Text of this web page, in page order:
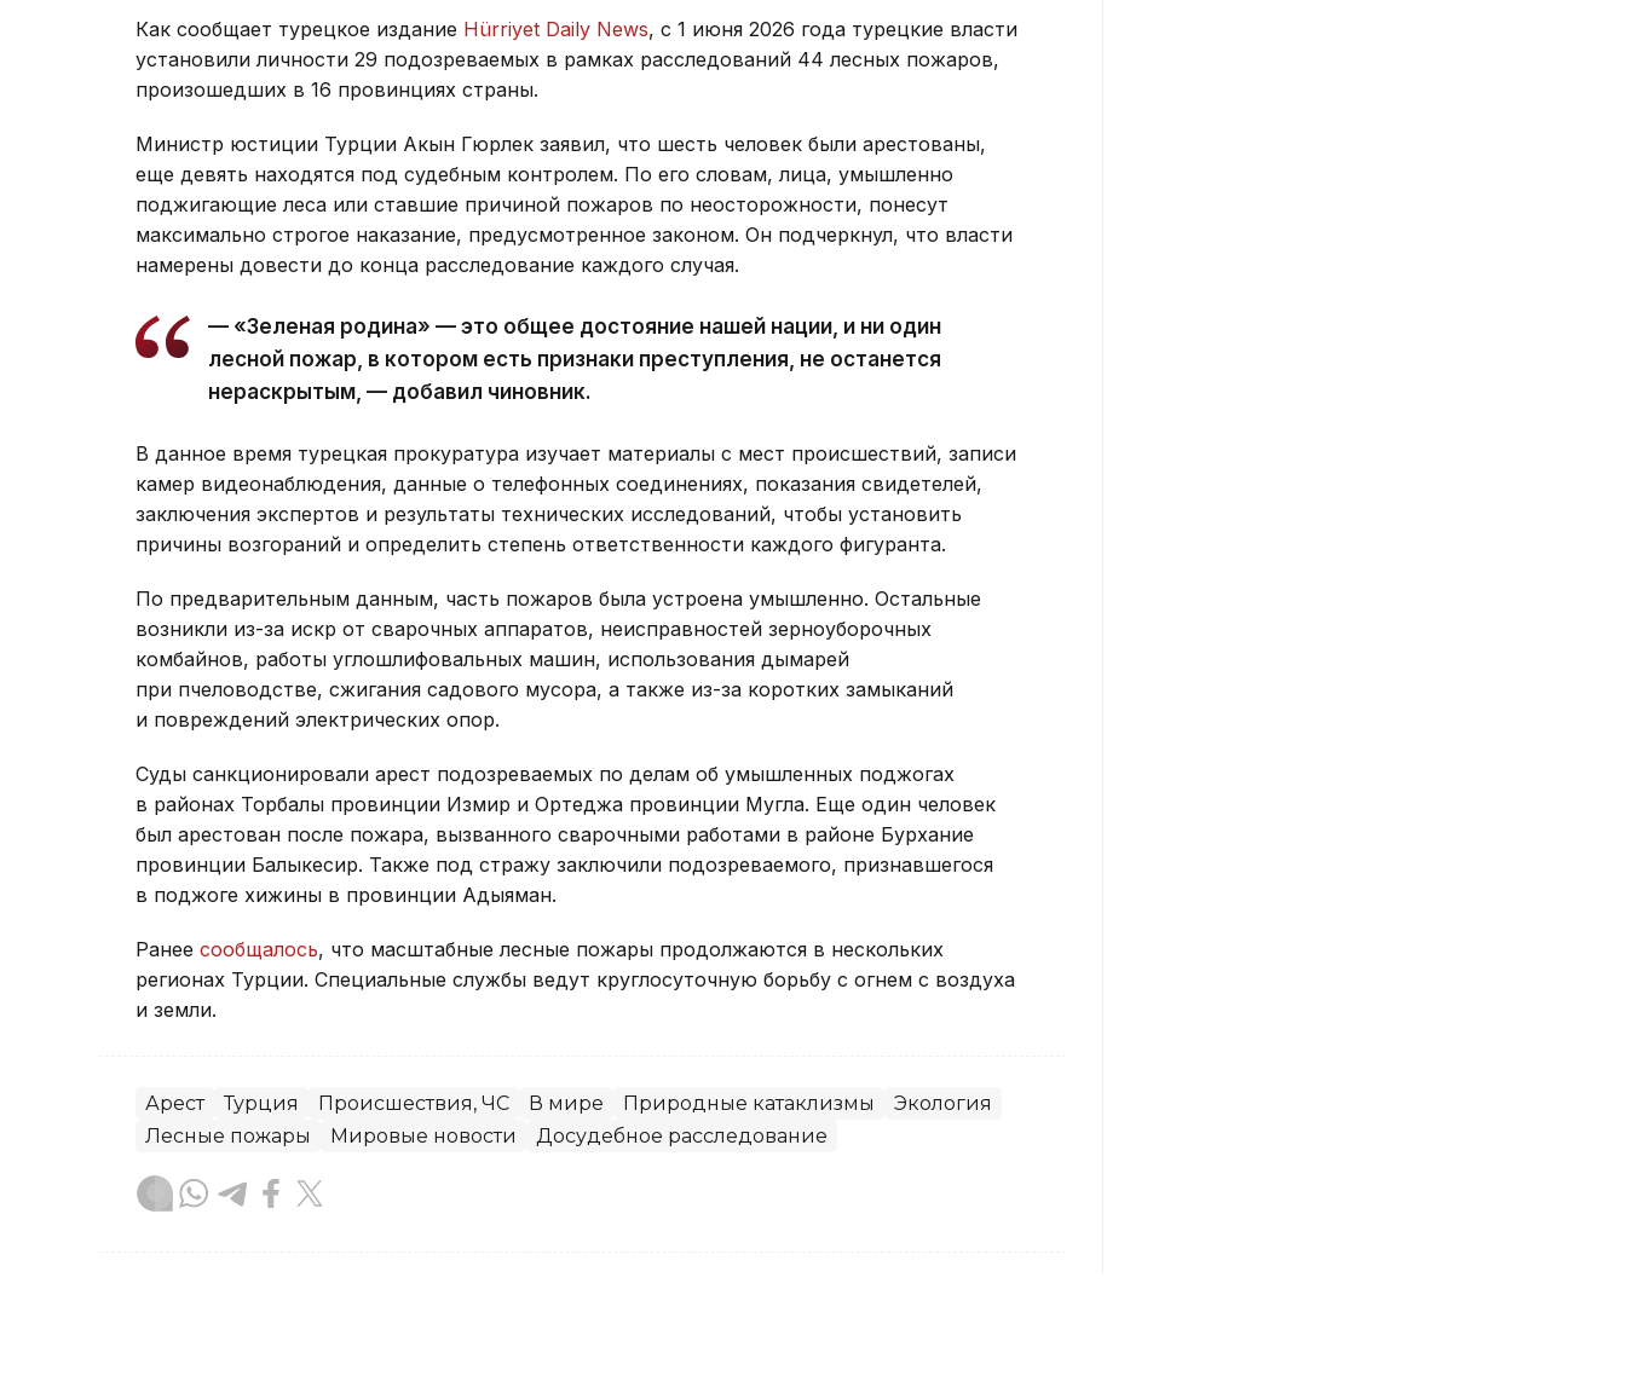
Как сообщает турецкое издание Hürriyet Daily News, с 1 июня 2026 года турецкие власти
установили личности 29 подозреваемых в рамках расследований 44 лесных пожаров,
произошедших в 16 провинциях страны.
Министр юстиции Турции Акын Гюрлек заявил, что шесть человек были арестованы,
еще девять находятся под судебным контролем. По его словам, лица, умышленно
поджигающие леса или ставшие причиной пожаров по неосторожности, понесут
максимально строгое наказание, предусмотренное законом. Он подчеркнул, что власти
намерены довести до конца расследование каждого случая.
— «Зеленая родина» — это общее достояние нашей нации, и ни один
лесной пожар, в котором есть признаки преступления, не останется
нераскрытым, — добавил чиновник.
В данное время турецкая прокуратура изучает материалы с мест происшествий, записи
камер видеонаблюдения, данные о телефонных соединениях, показания свидетелей,
заключения экспертов и результаты технических исследований, чтобы установить
причины возгораний и определить степень ответственности каждого фигуранта.
По предварительным данным, часть пожаров была устроена умышленно. Остальные
возникли из-за искр от сварочных аппаратов, неисправностей зерноуборочных
комбайнов, работы углошлифовальных машин, использования дымарей
при пчеловодстве, сжигания садового мусора, а также из-за коротких замыканий
и повреждений электрических опор.
Суды санкционировали арест подозреваемых по делам об умышленных поджогах
в районах Торбалы провинции Измир и Ортеджа провинции Мугла. Еще один человек
был арестован после пожара, вызванного сварочными работами в районе Бурхание
провинции Балыкесир. Также под стражу заключили подозреваемого, признавшегося
в поджоге хижины в провинции Адыяман.
Ранее сообщалось, что масштабные лесные пожары продолжаются в нескольких
регионах Турции. Специальные службы ведут круглосуточную борьбу с огнем с воздуха
и земли.
Арест Турция Происшествия, ЧС В мире Природные катаклизмы
Экология
Лесные пожары
Мировые новости Досудебное расследование